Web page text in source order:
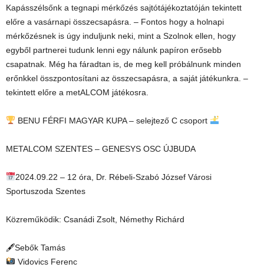
Kapásszélsőnk a tegnapi mérkőzés sajtótájékoztatóján tekintett
előre a vasárnapi összecsapásra. – Fontos hogy a holnapi
mérkőzésnek is úgy induljunk neki, mint a Szolnok ellen, hogy
egyből partnerei tudunk lenni egy nálunk papíron erősebb
csapatnak. Még ha fáradtan is, de meg kell próbálnunk minden
erőnkkel összpontosítani az összecsapásra, a saját játékunkra. –
tekintett előre a metALCOM játékosra.
BENU FÉRFI MAGYAR KUPA – selejtező C csoport
METALCOM SZENTES – GENESYS OSC ÚJBUDA
2024.09.22 – 12 óra, Dr. Rébeli-Szabó József Városi
Sportuszoda Szentes
Közreműködik: Csanádi Zsolt, Némethy Richárd
🖋Sebők Tamás
Vidovics Ferenc